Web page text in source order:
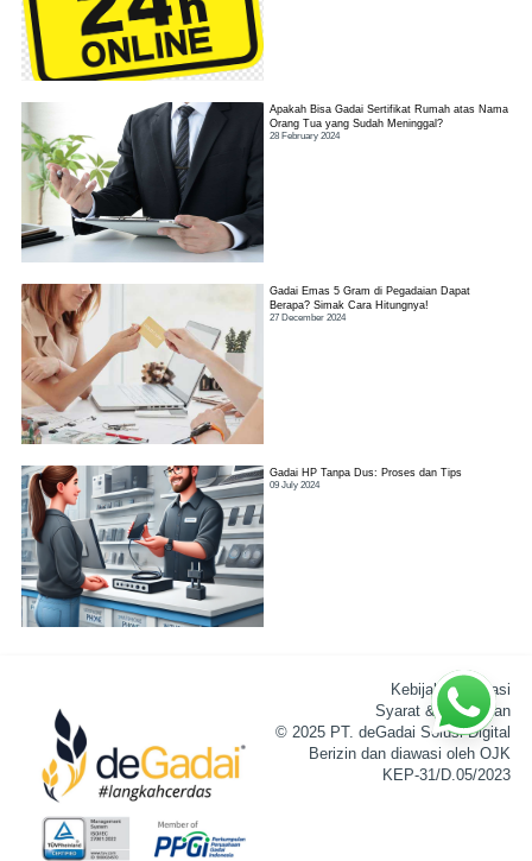
Apakah Bisa Gadai Sertifikat Rumah atas Nama
Orang Tua yang Sudah Meninggal?
28 February 2024
Gadai Emas 5 Gram di Pegadaian Dapat
Berapa? Simak Cara Hitungnya!
27 December 2024
Gadai HP Tanpa Dus: Proses dan Tips
09 July 2024
Kebijakan Privasi
Syarat & Ketentuan
© 2025 PT. deGadai Solusi Digital
Berizin dan diawasi oleh OJK
KEP-31/D.05/2023